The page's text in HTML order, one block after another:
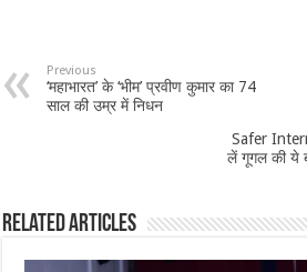
Previous
‘महाभारत’ के ‘भीम’ प्रवीण कुमार का 74
साल की उम्र में निधन
Safer
लें गूगल की ये
Related Articles